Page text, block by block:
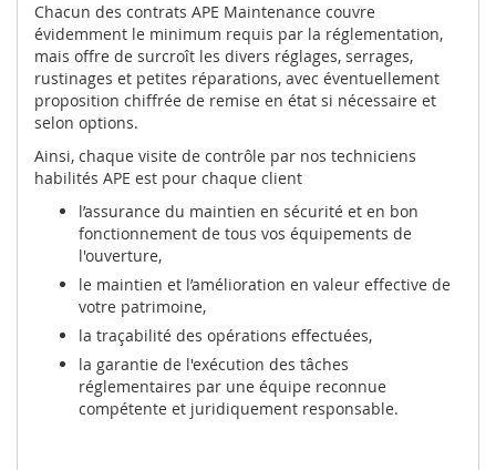
Chacun des contrats APE Maintenance couvre
évidemment le minimum requis par la réglementation,
mais offre de surcroît les divers réglages, serrages,
rustinages et petites réparations, avec éventuellement
proposition chiffrée de remise en état si nécessaire et
selon options.
Ainsi, chaque visite de contrôle par nos techniciens
habilités APE est pour chaque client
l’assurance du maintien en sécurité et en bon
fonctionnement de tous vos équipements de
l'ouverture,
le maintien et l’amélioration en valeur effective de
votre patrimoine,
la traçabilité des opérations effectuées,
la garantie de l'exécution des tâches
réglementaires par une équipe reconnue
compétente et juridiquement responsable.